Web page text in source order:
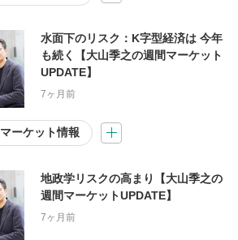
水面下のリスク：K字型経済は 今年
も続く【大山季之の週間マーケット
UPDATE】
7ヶ月前
マーケット情報
地政学リスクの高まり【大山季之の
週間マーケットUPDATE】
7ヶ月前